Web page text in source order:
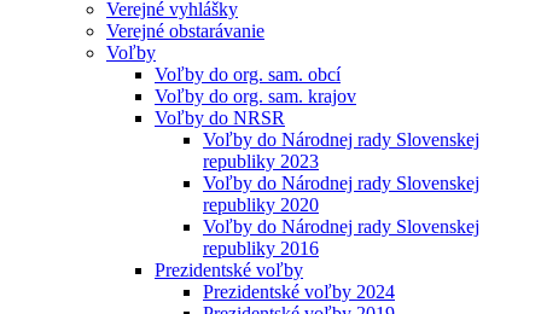
Verejné vyhlášky
Verejné obstarávanie
Voľby
Voľby do org. sam. obcí
Voľby do org. sam. krajov
Voľby do NRSR
Voľby do Národnej rady Slovenskej
republiky 2023
Voľby do Národnej rady Slovenskej
republiky 2020
Voľby do Národnej rady Slovenskej
republiky 2016
Prezidentské voľby
Prezidentské voľby 2024